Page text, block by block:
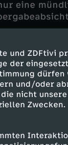
und ZDFtivi
der
und/oder
nicht
Zwecken.
eine
Wie
Scheidung
Als die
gerät der